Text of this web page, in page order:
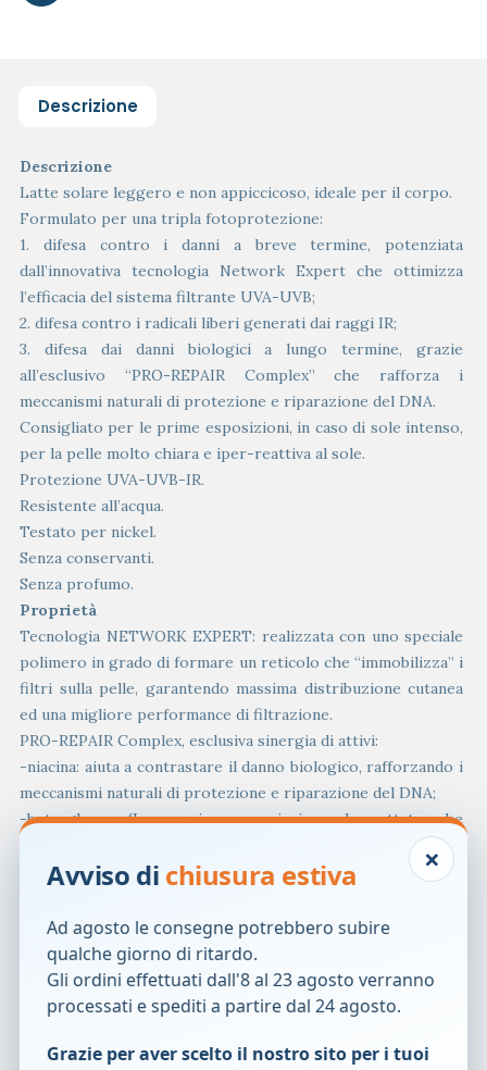
Descrizione
Descrizione
Latte solare leggero e non appiccicoso, ideale per il corpo.
Formulato per una tripla fotoprotezione:
1. difesa contro i danni a breve termine, potenziata
dall’innovativa tecnologia Network Expert che ottimizza
l’efficacia del sistema filtrante UVA-UVB;
2. difesa contro i radicali liberi generati dai raggi IR;
3. difesa dai danni biologici a lungo termine, grazie
all’esclusivo “PRO-REPAIR Complex” che rafforza i
meccanismi naturali di protezione e riparazione del DNA.
Consigliato per le prime esposizioni, in caso di sole intenso,
per la pelle molto chiara e iper-reattiva al sole.
Protezione UVA-UVB-IR.
Resistente all’acqua.
Testato per nickel.
Senza conservanti.
Senza profumo.
Proprietà
Tecnologia NETWORK EXPERT: realizzata con uno speciale
polimero in grado di formare un reticolo che “immobilizza” i
filtri sulla pelle, garantendo massima distribuzione cutanea
ed una migliore performance di filtrazione.
PRO-REPAIR Complex, esclusiva sinergia di attivi:
-niacina: aiuta a contrastare il danno biologico, rafforzando i
meccanismi naturali di protezione e riparazione del DNA;
-beta-glucano/L-carnosina: associazione brevettata che
stimola le naturali difese biologiche della pelle e contrasta
l’azione dei radicali liberi;
Componenti
Aqua (water), diethylamino hydroxybenzoyl hexyl benzoate,
ethylhexyl methoxycinnamate, C12-15 alkyl benzoate,
caprylic/capric triglyceride, dibutyl adipate, bis-
ethylhexyloxyphenol methoxyphenyl triazine, ethylhexyl
×
Avviso di chiusura estiva
Ad agosto le consegne potrebbero subire
qualche giorno di ritardo.
Gli ordini effettuati dall'8 al 23 agosto verranno
processati e spediti a partire dal 24 agosto.
Grazie per aver scelto il nostro sito per i tuoi